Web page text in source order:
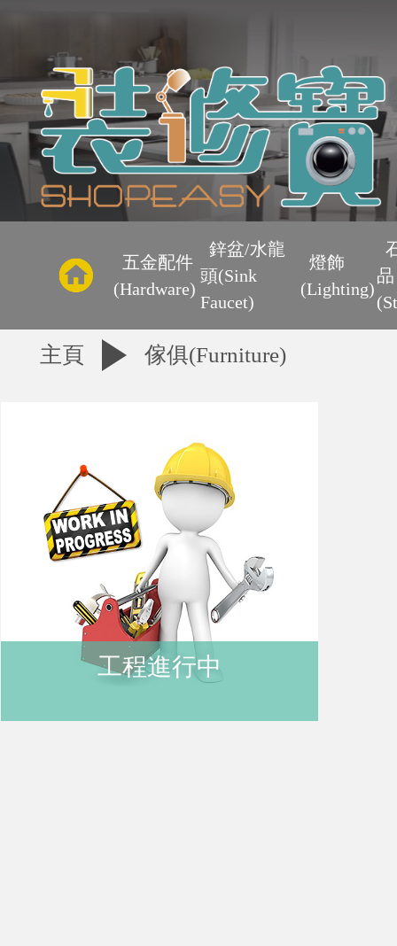
主
頁
優
惠
物
車
登
/
五金配件
(Hardware)
鋅盆/水龍
頭(Sink
Faucet)
燈飾
(Lighting)
品
主頁 傢俱(Furniture)
工程進行中